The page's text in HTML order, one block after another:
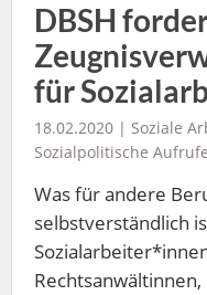
DBSH
für
18.02.2020 | Soziale
Sozialpolitische Aufrufe
Was für andere
selbstverständlich